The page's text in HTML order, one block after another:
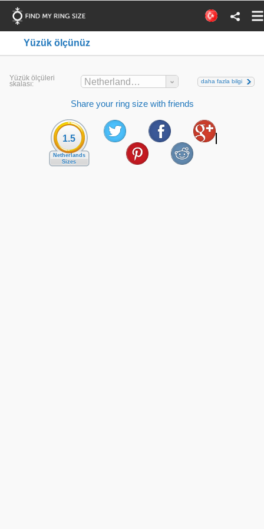
Yüzük ölçünüz
Yüzük ölçüleri
skalası: Netherlands Sizes daha fazla bilgi
Share your ring size with friends
1.5
Netherlands
Sizes